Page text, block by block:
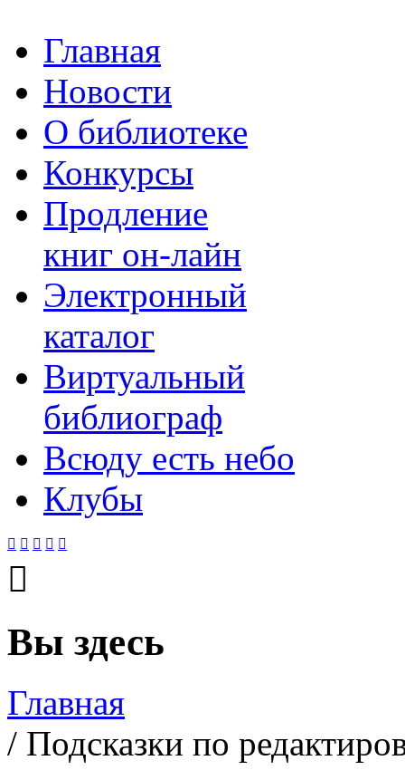
Главная
Новости
О библиотеке
Конкурсы
Продление
книг он-лайн
Электронный
каталог
Виртуальный
библиограф
Всюду есть небо
Клубы
    

Вы здесь
Главная
/ Подсказки по